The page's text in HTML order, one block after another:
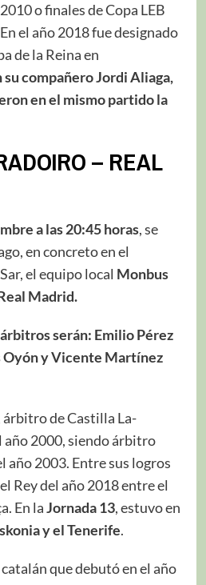
o finales de Copa LEB
el año 2018 fue designado
de la Reina en
su compañero Jordi Aliaga,
en el mismo partido la
– REAL
a las 20:45 horas, se
en concreto en el
el equipo local Monbus
Madrid.
serán: Emilio Pérez
Oyón y Vicente Martínez
árbitro de Castilla La-
año 2000, siendo árbitro
año 2003. Entre sus logros
Rey del año 2018 entre el
En laJornada 13, estuvo en
y el Tenerife.
que debutó en el año